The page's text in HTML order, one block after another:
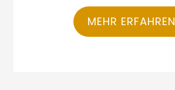
MEHR ERFAHREN